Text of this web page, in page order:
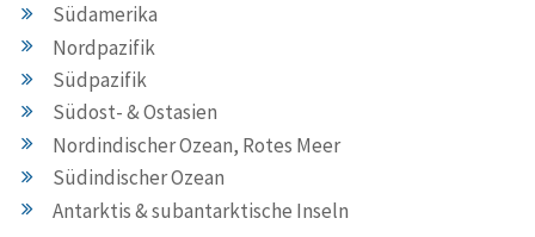
Südamerika
Nordpazifik
Südpazifik
Südost- & Ostasien
Nordindischer Ozean, Rotes Meer
Südindischer Ozean
Antarktis & subantarktische Inseln